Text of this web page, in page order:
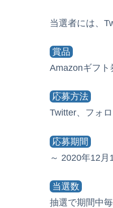
当選者には、
賞品
Amazonギフト
応募方法
Twitter、フォ
応募期間
～ 2020年12月
当選数
抽選で期間中